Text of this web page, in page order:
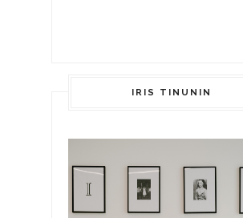
IRIS TINUNIN